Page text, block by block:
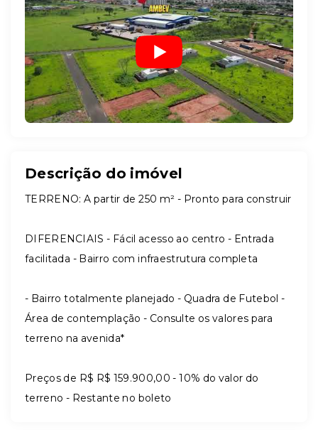
Descrição do imóvel
TERRENO: A partir de 250 m² - Pronto para construir
DIFERENCIAIS - Fácil acesso ao centro - Entrada
facilitada - Bairro com infraestrutura completa
- Bairro totalmente planejado - Quadra de Futebol -
Área de contemplação - Consulte os valores para
terreno na avenida*
Preços de R$ R$ 159.900,00 - 10% do valor do
terreno - Restante no boleto